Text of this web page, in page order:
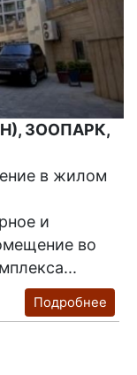
ЗООПАРК,
в жилом
и
во
Подробнее